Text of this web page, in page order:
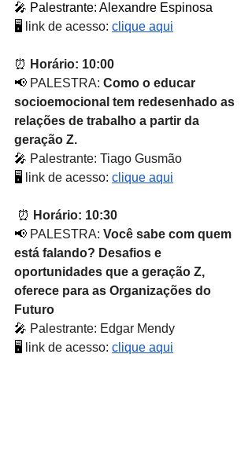
🎤 Palestrante: Alexandre Espinosa
🖥 link de acesso: clique aqui
⏰ Horário: 10:00
📢 PALESTRA: Como o educar
socioemocional tem redesenhado as
relações de trabalho a partir da
geração Z.
🎤 Palestrante: Tiago Gusmão
🖥 link de acesso: clique aqui
⏰ Horário: 10:30
📢 PALESTRA: Você sabe com quem
está falando? Desafios e
oportunidades que a geração Z,
oferece para as Organizações do
Futuro
🎤 Palestrante: Edgar Mendy
🖥 link de acesso: clique aqui